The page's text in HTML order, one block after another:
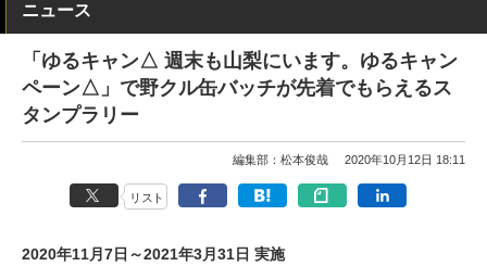
ニュース
「ゆるキャン△ 週末も山梨にいます。ゆるキャン
ペーン△」で野クル缶バッチが先着でもらえるス
タンプラリー
編集部：松本俊哉 2020年10月12日 18:11
リスト
2020年11月7日～2021年3月31日 実施